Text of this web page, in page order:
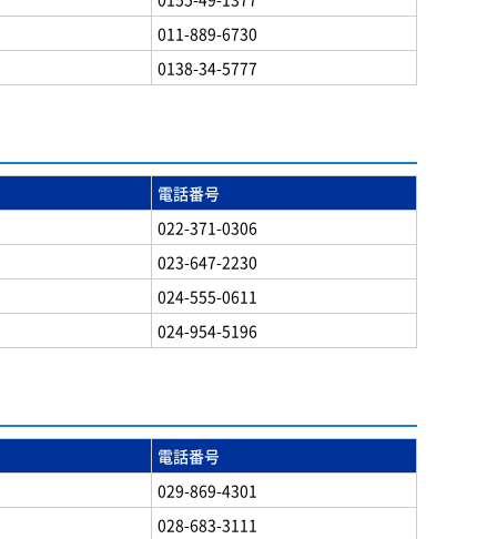
011-889-6730
0138-34-5777
電話番号
022-371-0306
023-647-2230
024-555-0611
024-954-5196
電話番号
029-869-4301
028-683-3111